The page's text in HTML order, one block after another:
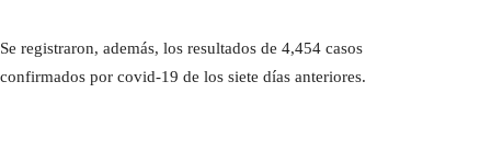
Se registraron, además, los resultados de 4,454 casos
confirmados por covid-19 de los siete días anteriores.